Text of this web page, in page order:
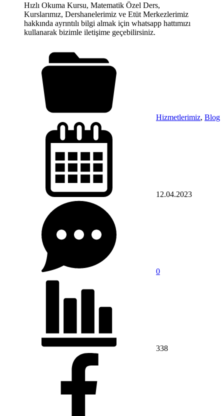
Hızlı Okuma Kursu, Matematik Özel Ders,
Kurslarımız, Dershanelerimiz ve Etüt Merkezlerimiz
hakkında ayrıntılı bilgi almak için whatsapp hattımızı
kullanarak bizimle iletişime geçebilirsiniz.
Hizmetlerimiz, Blog
12.04.2023
0
338